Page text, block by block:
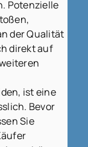
Potenzielle
der Qualität
direkt auf
ist eine
Bevor
Sie